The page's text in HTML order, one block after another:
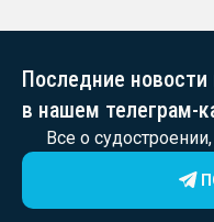
Последние
в нашем телеграм-
Все о